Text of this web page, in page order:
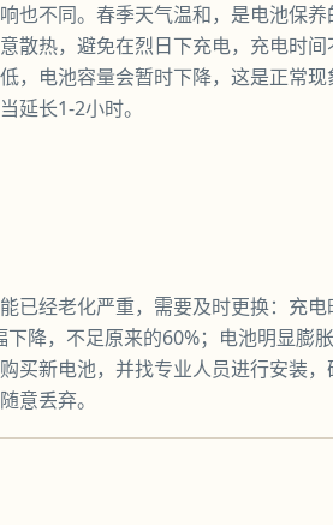
也不同。春季天气温和，是电池保
散热，避免在烈日下充电，充电时
，电池容量会暂时下降，这是正常
延长1-2小时。
已经老化严重，需要及时更换：充
降，不足原来的60%；电池明显膨
买新电池，并找专业人员进行安装
意丢弃。